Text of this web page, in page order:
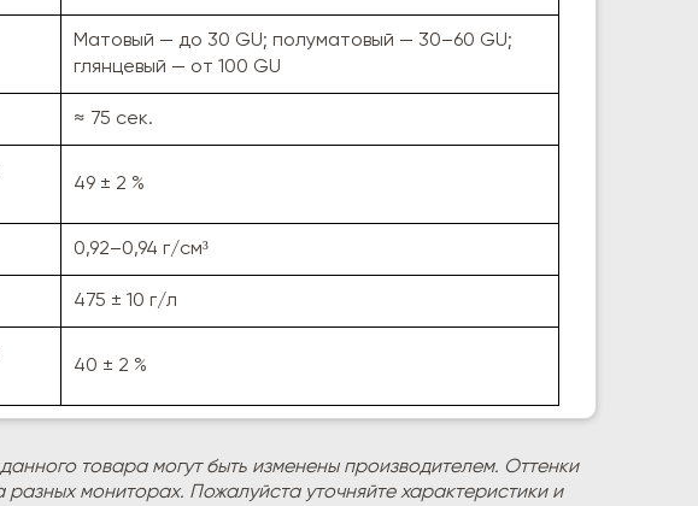
Матовый — до 30 GU; полуматовый — 30–60 GU;
глянцевый — от 100 GU
≈ 75 сек.
49 ± 2 %
0,92–0,94 г/см³
475 ± 10 г/л
40 ± 2 %
товара могут быть изменены производителем. Оттенки
разных мониторах. Пожалуйста уточняйте характеристики и